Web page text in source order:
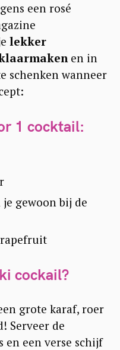
een rosé
lekker
en in
schenken wanneer
1 cocktail:
gewoon bij de
cockail?
grote karaf, roer
Serveer de
en een verse schijf